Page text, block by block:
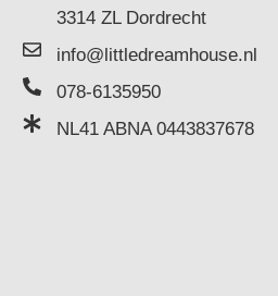
3314 ZL Dordrecht
info@littledreamhouse.nl
078-6135950
NL41 ABNA 0443837678